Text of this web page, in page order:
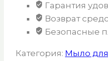
ромашкой
для
чувствительной
Гарантия
Возврат
Безопасные
Категория: Мыло для